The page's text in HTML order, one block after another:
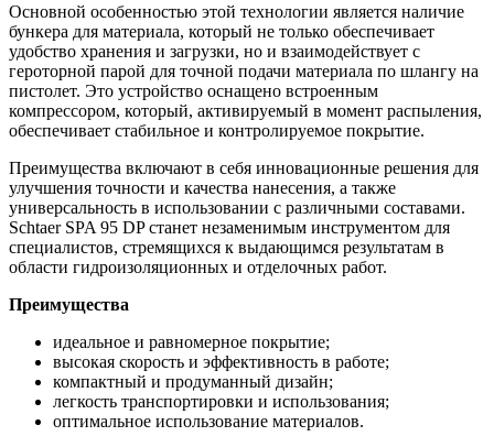
Основной особенностью этой технологии является наличие
бункера для материала, который не только обеспечивает
удобство хранения и загрузки, но и взаимодействует с
героторной парой для точной подачи материала по шлангу на
пистолет. Это устройство оснащено встроенным
компрессором, который, активируемый в момент распыления,
обеспечивает стабильное и контролируемое покрытие.
Преимущества включают в себя инновационные решения для
улучшения точности и качества нанесения, а также
универсальность в использовании с различными составами.
Schtaer SPA 95 DP станет незаменимым инструментом для
специалистов, стремящихся к выдающимся результатам в
области гидроизоляционных и отделочных работ.
Преимущества
идеальное и равномерное покрытие;
высокая скорость и эффективность в работе;
компактный и продуманный дизайн;
легкость транспортировки и использования;
оптимальное использование материалов.